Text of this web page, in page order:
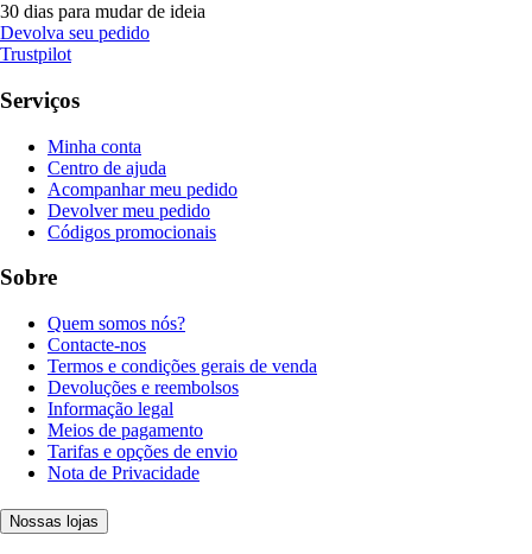
30 dias para mudar de ideia
Devolva seu pedido
Trustpilot
Serviços
Minha conta
Centro de ajuda
Acompanhar meu pedido
Devolver meu pedido
Códigos promocionais
Sobre
Quem somos nós?
Contacte-nos
Termos e condições gerais de venda
Devoluções e reembolsos
Informação legal
Meios de pagamento
Tarifas e opções de envio
Nota de Privacidade
Nossas lojas